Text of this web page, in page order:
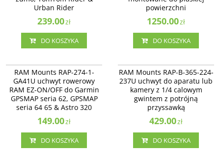
Urban Rider
239.00zł
DO KOSZYKA
powierzchni
1250.00zł
DO KOSZYKA
RAM Mounts RAP-274-1-GA41U
uchwyt rowerowy RAM EZ-ON/OFF
do Garmin GPSMAP seria 62,
GPSMAP seria 64 65 & Astro 320
RAM Mounts RAP-274-1-
GA41U uchwyt rowerowy
RAM EZ-ON/OFF do Garmin
GPSMAP seria 62, GPSMAP
seria 64 65 & Astro 320
149.00zł
DO KOSZYKA
RAM Mounts RAP-B-365-224-237U
uchwyt do aparatu lub kamery z
1/4 calowym gwintem z potrójną
przyssawką
RAM Mounts RAP-B-365-224-
237U uchwyt do aparatu lub
kamery z 1/4 calowym
gwintem z potrójną
przyssawką
429.00zł
DO KOSZYKA